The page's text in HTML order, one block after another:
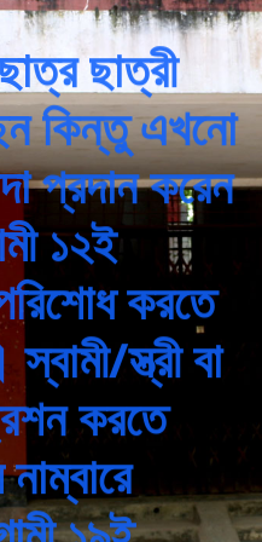
ছাত্রী
কিন্তু এখনো
প্রদান করেন
১২ই
করতে
স্ত্রী বা
করতে